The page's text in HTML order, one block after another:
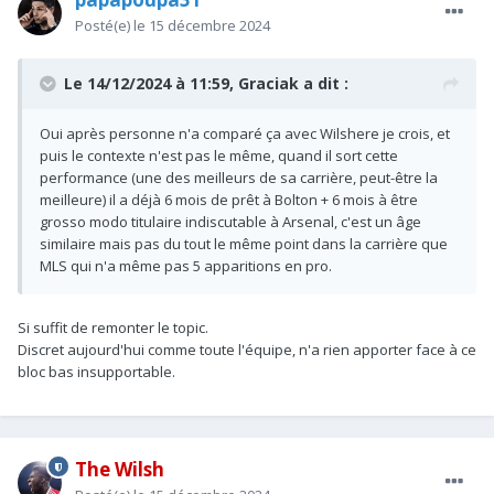
Posté(e) le 15 décembre 2024
Le 14/12/2024 à 11:59, Graciak a dit :
Oui après personne n'a comparé ça avec Wilshere je crois, et
puis le contexte n'est pas le même, quand il sort cette
performance (une des meilleurs de sa carrière, peut-être la
meilleure) il a déjà 6 mois de prêt à Bolton + 6 mois à être
grosso modo titulaire indiscutable à Arsenal, c'est un âge
similaire mais pas du tout le même point dans la carrière que
MLS qui n'a même pas 5 apparitions en pro.
Si suffit de remonter le topic.
Discret aujourd'hui comme toute l'équipe, n'a rien apporter face à ce
bloc bas insupportable.
The Wilsh